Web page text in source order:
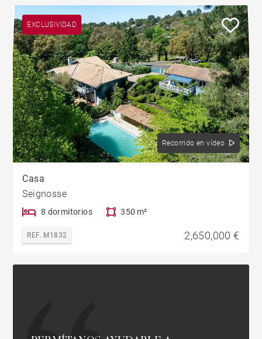
EXCLUSIVIDAD
Recorrido en vídeo
Casa
Seignosse
8 dormitorios 350 m²
REF. M1832 2,650,000 €